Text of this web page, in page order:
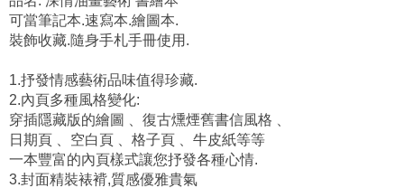
商品詳情
精選商品.點亮生活
優禾創意YOHODESIGN-風格小物
品名: 深情油畫藝術 書繪本
可當筆記本.速寫本.繪圖本.
裝飾收藏.隨身手札手冊使用.